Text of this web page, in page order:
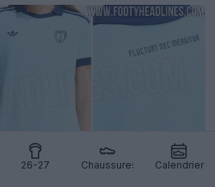
26-27 Chaussures Calendrier